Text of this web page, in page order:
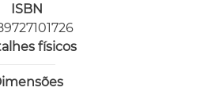
ISBN
físicos